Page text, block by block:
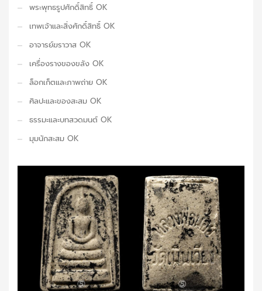
พระพุทธรูปศักดิ์สิทธิ์ OK
เทพเจ้าและสิ่งศักดิ์สิทธิ์ OK
อาจารย์ฆราวาส OK
เครื่องรางของขลัง OK
ล็อกเก็ตและภาพถ่าย OK
ศิลปะและของสะสม OK
ธรรมะและบทสวดมนต์ OK
มุมนักสะสม OK